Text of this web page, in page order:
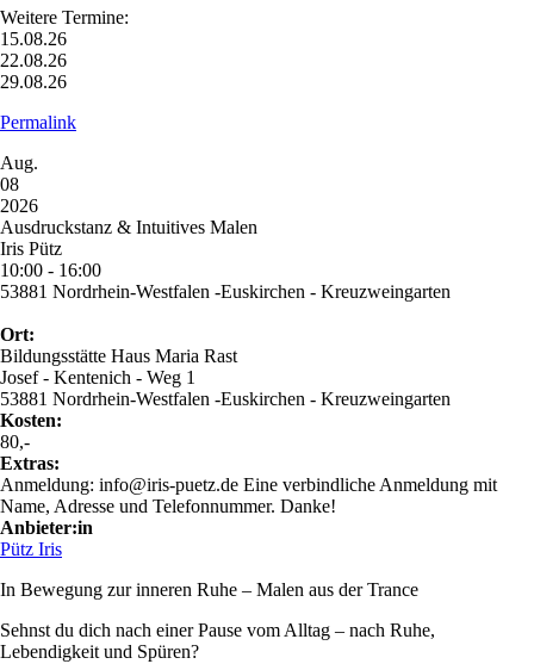
Weitere Termine:
15.08.26
22.08.26
29.08.26
Permalink
Aug.
08
2026
Ausdruckstanz & Intuitives Malen
Iris Pütz
10:00 - 16:00
53881 Nordrhein-Westfalen -Euskirchen - Kreuzweingarten
Ort:
Bildungsstätte Haus Maria Rast
Josef - Kentenich - Weg 1
53881 Nordrhein-Westfalen -Euskirchen - Kreuzweingarten
Kosten:
80,-
Extras:
Anmeldung: info@iris-puetz.de Eine verbindliche Anmeldung mit
Name, Adresse und Telefonnummer. Danke!
Anbieter:in
Pütz Iris
In Bewegung zur inneren Ruhe – Malen aus der Trance
Sehnst du dich nach einer Pause vom Alltag – nach Ruhe,
Lebendigkeit und Spüren?